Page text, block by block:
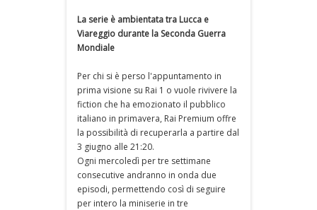
La serie è ambientata tra Lucca e
Viareggio durante la Seconda Guerra
Mondiale
Per chi si è perso l'appuntamento in
prima visione su Rai 1 o vuole rivivere la
fiction che ha emozionato il pubblico
italiano in primavera, Rai Premium offre
la possibilità di recuperarla a partire dal
3 giugno alle 21:20.
Ogni mercoledì per tre settimane
consecutive andranno in onda due
episodi, permettendo così di seguire
per intero la miniserie in tre